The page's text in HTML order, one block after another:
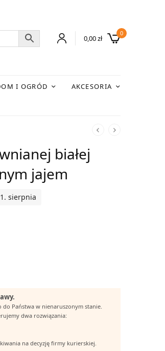
0,00zł
0
I OGRÓD
AKCESORIA
białej
jajem
sierpnia
do Państwa w nienaruszonym stanie.
dwa rozwiązania:
na decyzję firmy kurierskiej.